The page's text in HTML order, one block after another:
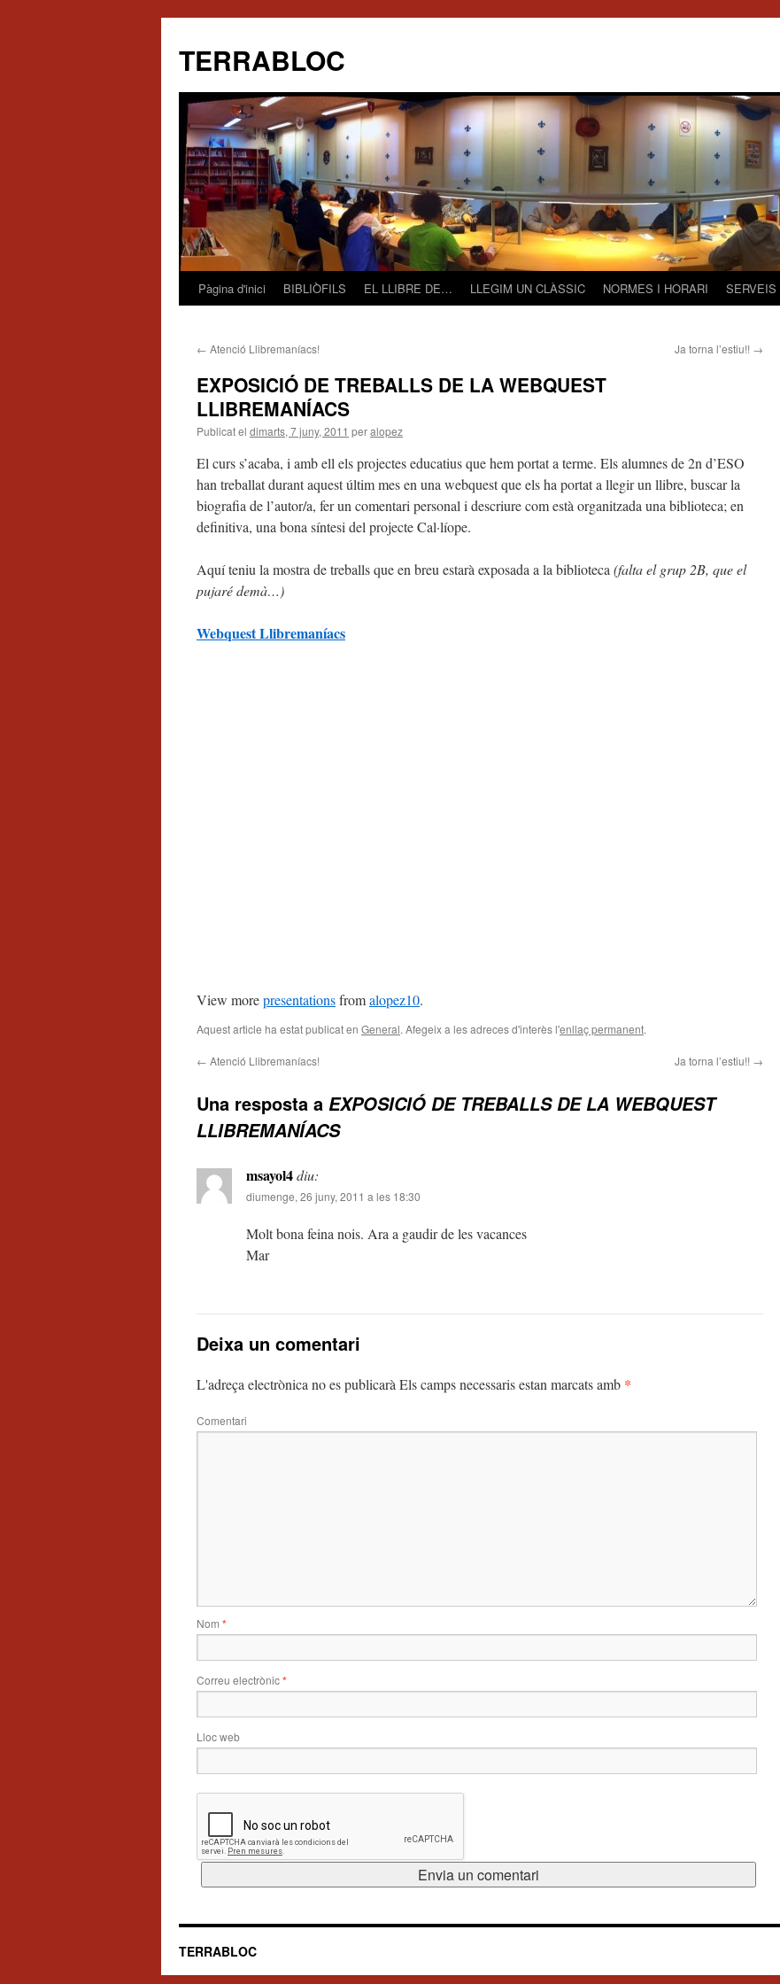
TERRABLOC
Vés
contingut
Pàgina d'inici BIBLIÒFILS EL LLIBRE DE… LLEGIM UN CLÀSSIC NORMES I HORARI SERVEIS
← Atenció Llibremaníacs! Ja torna l’estiu!! →
EXPOSICIÓ DE TREBALLS DE LA WEBQUEST
LLIBREMANÍACS
Publicat el dimarts, 7 juny, 2011 peralopez
El curs s’acaba, i amb ell els projectes educatius que hem portat a terme. Els alumnes de 2n d’ESO
han treballat durant aquest últim mes en una webquest que els ha portat a llegir un llibre, buscar la
biografia de l’autor/a, fer un comentari personal i descriure com està organitzada una biblioteca; en
definitiva, una bona síntesi del projecte Cal·líope.
Aquí teniu la mostra de treballs que en breu estarà exposada a la biblioteca (falta el grup 2B, que el
pujaré demà…)
Webquest Llibremaníacs
View morepresentationsfromalopez10.
Aquest article ha estat publicat en General. Afegeix a les adreces d'interès l'enllaç permanent.
← Atenció Llibremaníacs! Ja torna l’estiu!! →
Una resposta a EXPOSICIÓ DE TREBALLS DE LA WEBQUEST
LLIBREMANÍACS
msayol4diu:
diumenge, 26 juny, 2011 a les 18:30
Molt bona feina nois. Ara a gaudir de les vacances
Mar
Deixa un comentari
L'adreça electrònica no es publicarà Els camps necessaris estan marcats amb *
Comentari
Nom *
Correu electrònic*
Lloc web
TERRABLOC